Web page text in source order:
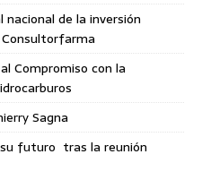
de la inversión
Compromiso con la
Sagna
futuro tras la reunión